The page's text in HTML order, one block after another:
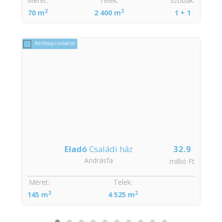
1 + 1
70 m2
2 400 m2
Kertkapcsolatos
32.9
millió Ft
Eladó Családi ház
Andrásfa
Méret:
145 m2
Telek:
4 525 m2